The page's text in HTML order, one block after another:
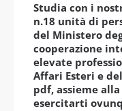
Studia con i
n.18 unità di
del Ministero
cooperazione
elevate
Affari Esteri e
pdf, assieme
esercitarti